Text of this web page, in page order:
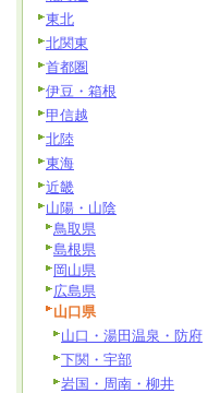
東北
北関東
首都圏
伊豆・箱根
甲信越
北陸
東海
近畿
山陽・山陰
鳥取県
島根県
岡山県
広島県
山口県
山口・湯田温泉・防府
下関・宇部
岩国・周南・柳井